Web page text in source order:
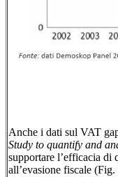
Anche i dati sul VAT
Study to quantify and
supportare l’efficacia di
all’evasione fiscale (Fig.